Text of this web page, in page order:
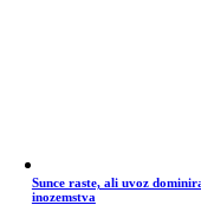
Sunce raste, ali uvoz
inozemstva